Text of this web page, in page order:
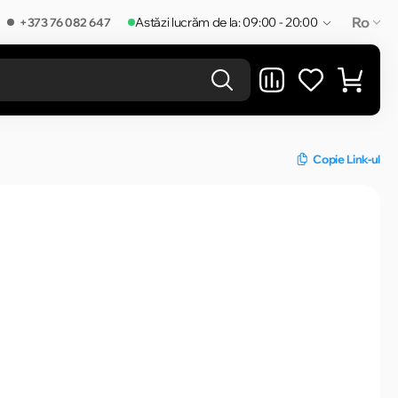
+373 76 082 647 Astăzi lucrăm de la: 09:00 - 20:00 Ro
Copie Link-ul